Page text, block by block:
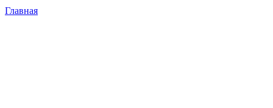
Главная